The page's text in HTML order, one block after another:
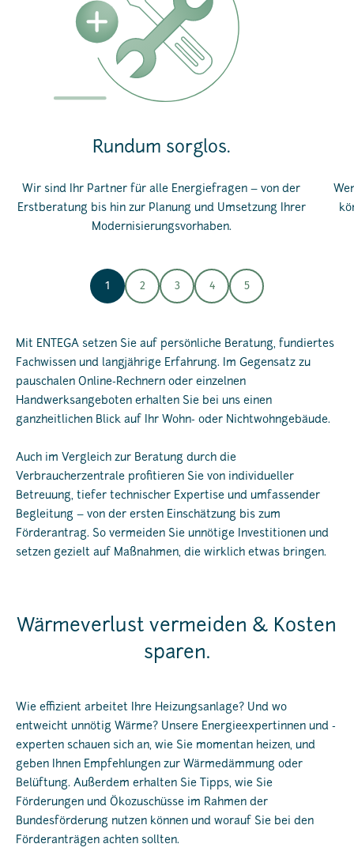
Rundum sorglos.
Wir sind Ihr Partner für alle Energiefragen – von der
Erstberatung bis hin zur Planung und Umsetzung Ihrer
Modernisierungsvorhaben.
1 2 3 4 5
Mit ENTEGA setzen Sie auf persönliche Beratung, fundiertes
Fachwissen und langjährige Erfahrung. Im Gegensatz zu
pauschalen Online-Rechnern oder einzelnen
Handwerksangeboten erhalten Sie bei uns einen
ganzheitlichen Blick auf Ihr Wohn- oder Nichtwohngebäude.
Auch im Vergleich zur Beratung durch die
Verbraucherzentrale profitieren Sie von individueller
Betreuung, tiefer technischer Expertise und umfassender
Begleitung – von der ersten Einschätzung bis zum
Förderantrag. So vermeiden Sie unnötige Investitionen und
setzen gezielt auf Maßnahmen, die wirklich etwas bringen.
Wärmeverlust vermeiden & Kosten
sparen.
Wie effizient arbeitet Ihre Heizungsanlage? Und wo
entweicht unnötig Wärme? Unsere Energieexpertinnen und -
experten schauen sich an, wie Sie momentan heizen, und
geben Ihnen Empfehlungen zur Wärmedämmung oder
Belüftung. Außerdem erhalten Sie Tipps, wie Sie
Förderungen und Ökozuschüsse im Rahmen der
Bundesförderung nutzen können und worauf Sie bei den
Förderanträgen achten sollten.